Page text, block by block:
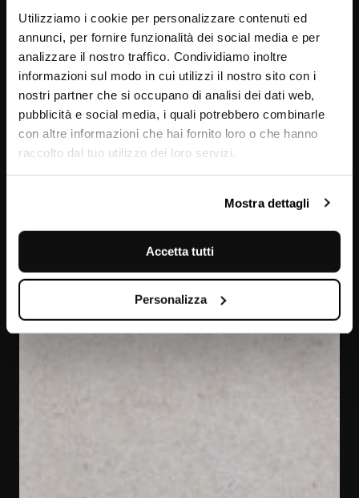
Utilizziamo i cookie per personalizzare contenuti ed
annunci, per fornire funzionalità dei social media e per
analizzare il nostro traffico. Condividiamo inoltre
informazioni sul modo in cui utilizzi il nostro sito con i
nostri partner che si occupano di analisi dei dati web,
pubblicità e social media, i quali potrebbero combinarle
con altre informazioni che hai fornito loro o che hanno
raccolto dal tuo utilizzo dei loro servizi.
Mostra dettagli
Accetta tutti
Personalizza
Dune